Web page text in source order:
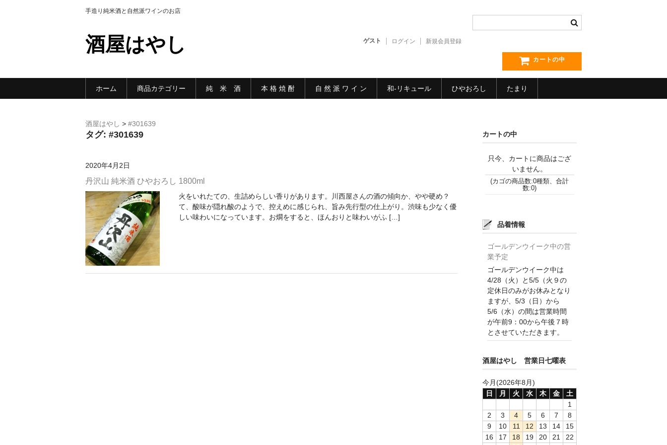
手造り純米酒と自然派ワインのお店
酒屋はやし ゲスト ログイン 新規会員登録
カートの中
ホーム 商品カテゴリー 純 米 酒 本 格 焼 酎 自 然 派 ワ イ ン 和-リキュール ひやおろし たまり
酒屋はやし > #301639
タグ: #301639
2020年4月2日
丹沢山 純米酒 ひやおろし 1800ml
火をいれたての、生詰めらしい香りがあります。川西屋さんの酒の傾向か、やや硬め？
て、酸味が隠れ酸のようで、控えめに感じられ、旨み先行型の仕上がり。渋味も少なく優
しい味わいになっています。お燗をすると、ほんおりと味わいがふ […]
カートの中
只今、カートに商品はござ
いません。
(カゴの商品数:0種類、合計
数:0)
品着情報
ゴールデンウイーク中の営
業予定
ゴールデンウイーク中は
4/28（火）と5/5（火９の
定休日のみがお休みとなり
ますが、5/3（日）から
5/6（水）の間は営業時間
が午前9：00から午後７時
とさせていただきます。
酒屋はやし 営業日七曜表
今月(2026年8月)
日
月 火 水 木 金
土
1
2
3 4 5 6 7
8
9
10 11 12 13 14
15
16
17 18 19 20 21
22